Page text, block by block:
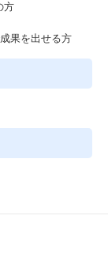
方
果を出せる方